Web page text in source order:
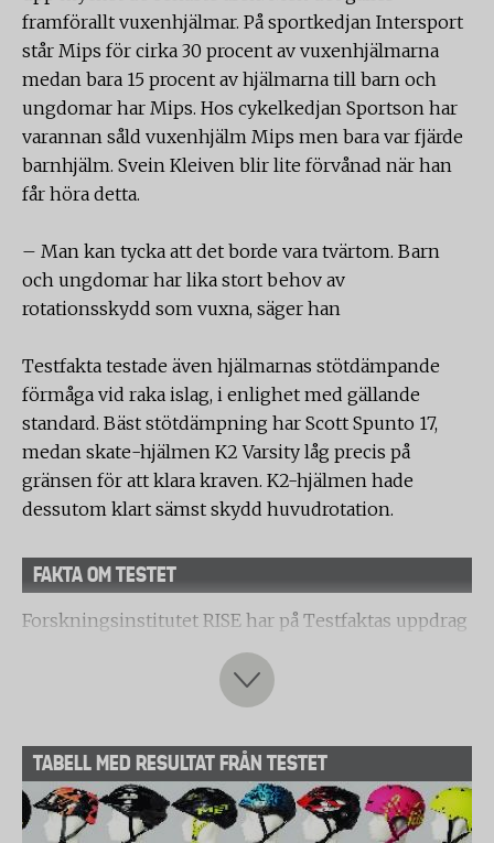
framförallt vuxenhjälmar. På sportkedjan Intersport
står Mips för cirka 30 procent av vuxenhjälmarna
medan bara 15 procent av hjälmarna till barn och
ungdomar har Mips. Hos cykelkedjan Sportson har
varannan såld vuxenhjälm Mips men bara var fjärde
barnhjälm. Svein Kleiven blir lite förvånad när han
får höra detta.
– Man kan tycka att det borde vara tvärtom. Barn
och ungdomar har lika stort behov av
rotationsskydd som vuxna, säger han
Testfakta testade även hjälmarnas stötdämpande
förmåga vid raka islag, i enlighet med gällande
standard. Bäst stötdämpning har Scott Spunto 17,
medan skate-hjälmen K2 Varsity låg precis på
gränsen för att klara kraven. K2-hjälmen hade
dessutom klart sämst skydd huvudrotation.
FAKTA OM TESTET
Forskningsinstitutet RISE har på Testfaktas uppdrag
testat elva olika cykelhjälmar i juniorstorlek,
avseende skydd mot skallskador och hjärnskakning.
Fyra av hjälmarna har rotationsskydd (Mips).
Hjälmarnas stötdämpande förmåga
Provet är utfört enligt den lagstadgade standarden
SS-EN 1078 och två hjälmar användes i testet. Hjälm
1 konditionerades till +50°C och släpptes dels med
TABELL MED RESULTAT FRÅN TESTET